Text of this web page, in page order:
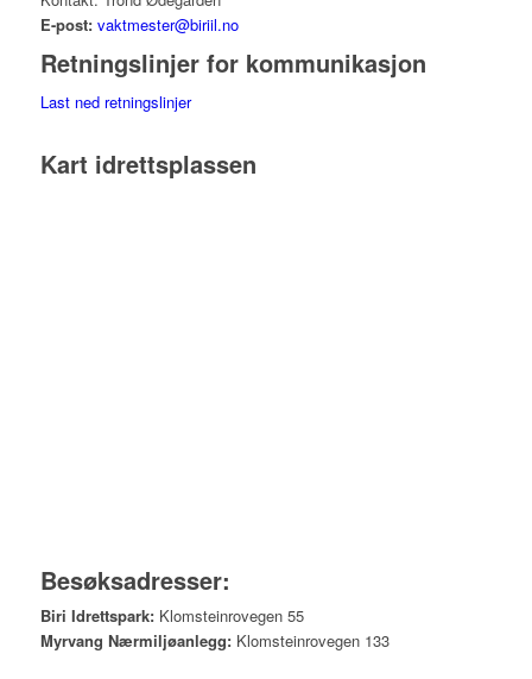
E-post: vaktmester@biriil.no
Retningslinjer for kommunikasjon
Last ned retningslinjer
Kart idrettsplassen
Besøksadresser:
Biri Idrettspark:Klomsteinrovegen 55
Myrvang Nærmiljøanlegg:Klomsteinrovegen 133